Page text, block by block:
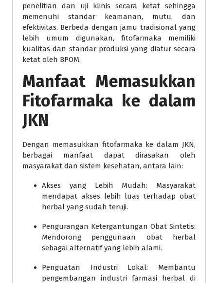
penelitian dan uji klinis secara ketat sehingga
memenuhi standar keamanan, mutu, dan
efektivitas. Berbeda dengan jamu tradisional yang
lebih umum digunakan, fitofarmaka memiliki
kualitas dan standar produksi yang diatur secara
ketat oleh BPOM.
Manfaat Memasukkan
Fitofarmaka ke dalam
JKN
Dengan memasukkan fitofarmaka ke dalam JKN,
berbagai manfaat dapat dirasakan oleh
masyarakat dan sistem kesehatan, antara lain:
Akses yang Lebih Mudah: Masyarakat
mendapat akses lebih luas terhadap obat
herbal yang sudah teruji.
Pengurangan Ketergantungan Obat Sintetis:
Mendorong penggunaan obat herbal
sebagai alternatif yang lebih alami.
Penguatan Industri Lokal: Membantu
pengembangan industri farmasi herbal di